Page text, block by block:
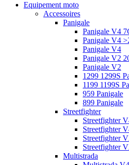
Equipement moto
Accessoires
Panigale
Panigale V4
Panigale V4
Panigale V4
Panigale V2
Panigale V2
1299 1299S
1199 1199S
959 Panigale
899 Panigale
Streetfighter
Streetfighter
Streetfighter
Streetfighter
Streetfighter
Multistrada